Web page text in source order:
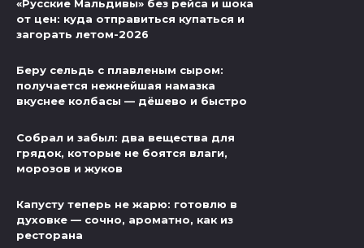
«Русские Мальдивы» без рейса и шока
от цен: куда отправиться купаться и
загорать летом-2026
Беру сельдь с плавленым сыром:
получается нежнейшая намазка
вкуснее колбасы — дёшево и быстро
Собрал и забыл: два вещества для
грядок, которые не боятся влаги,
морозов и жуков
Капусту теперь не жарю: готовлю в
духовке — сочно, ароматно, как из
ресторана